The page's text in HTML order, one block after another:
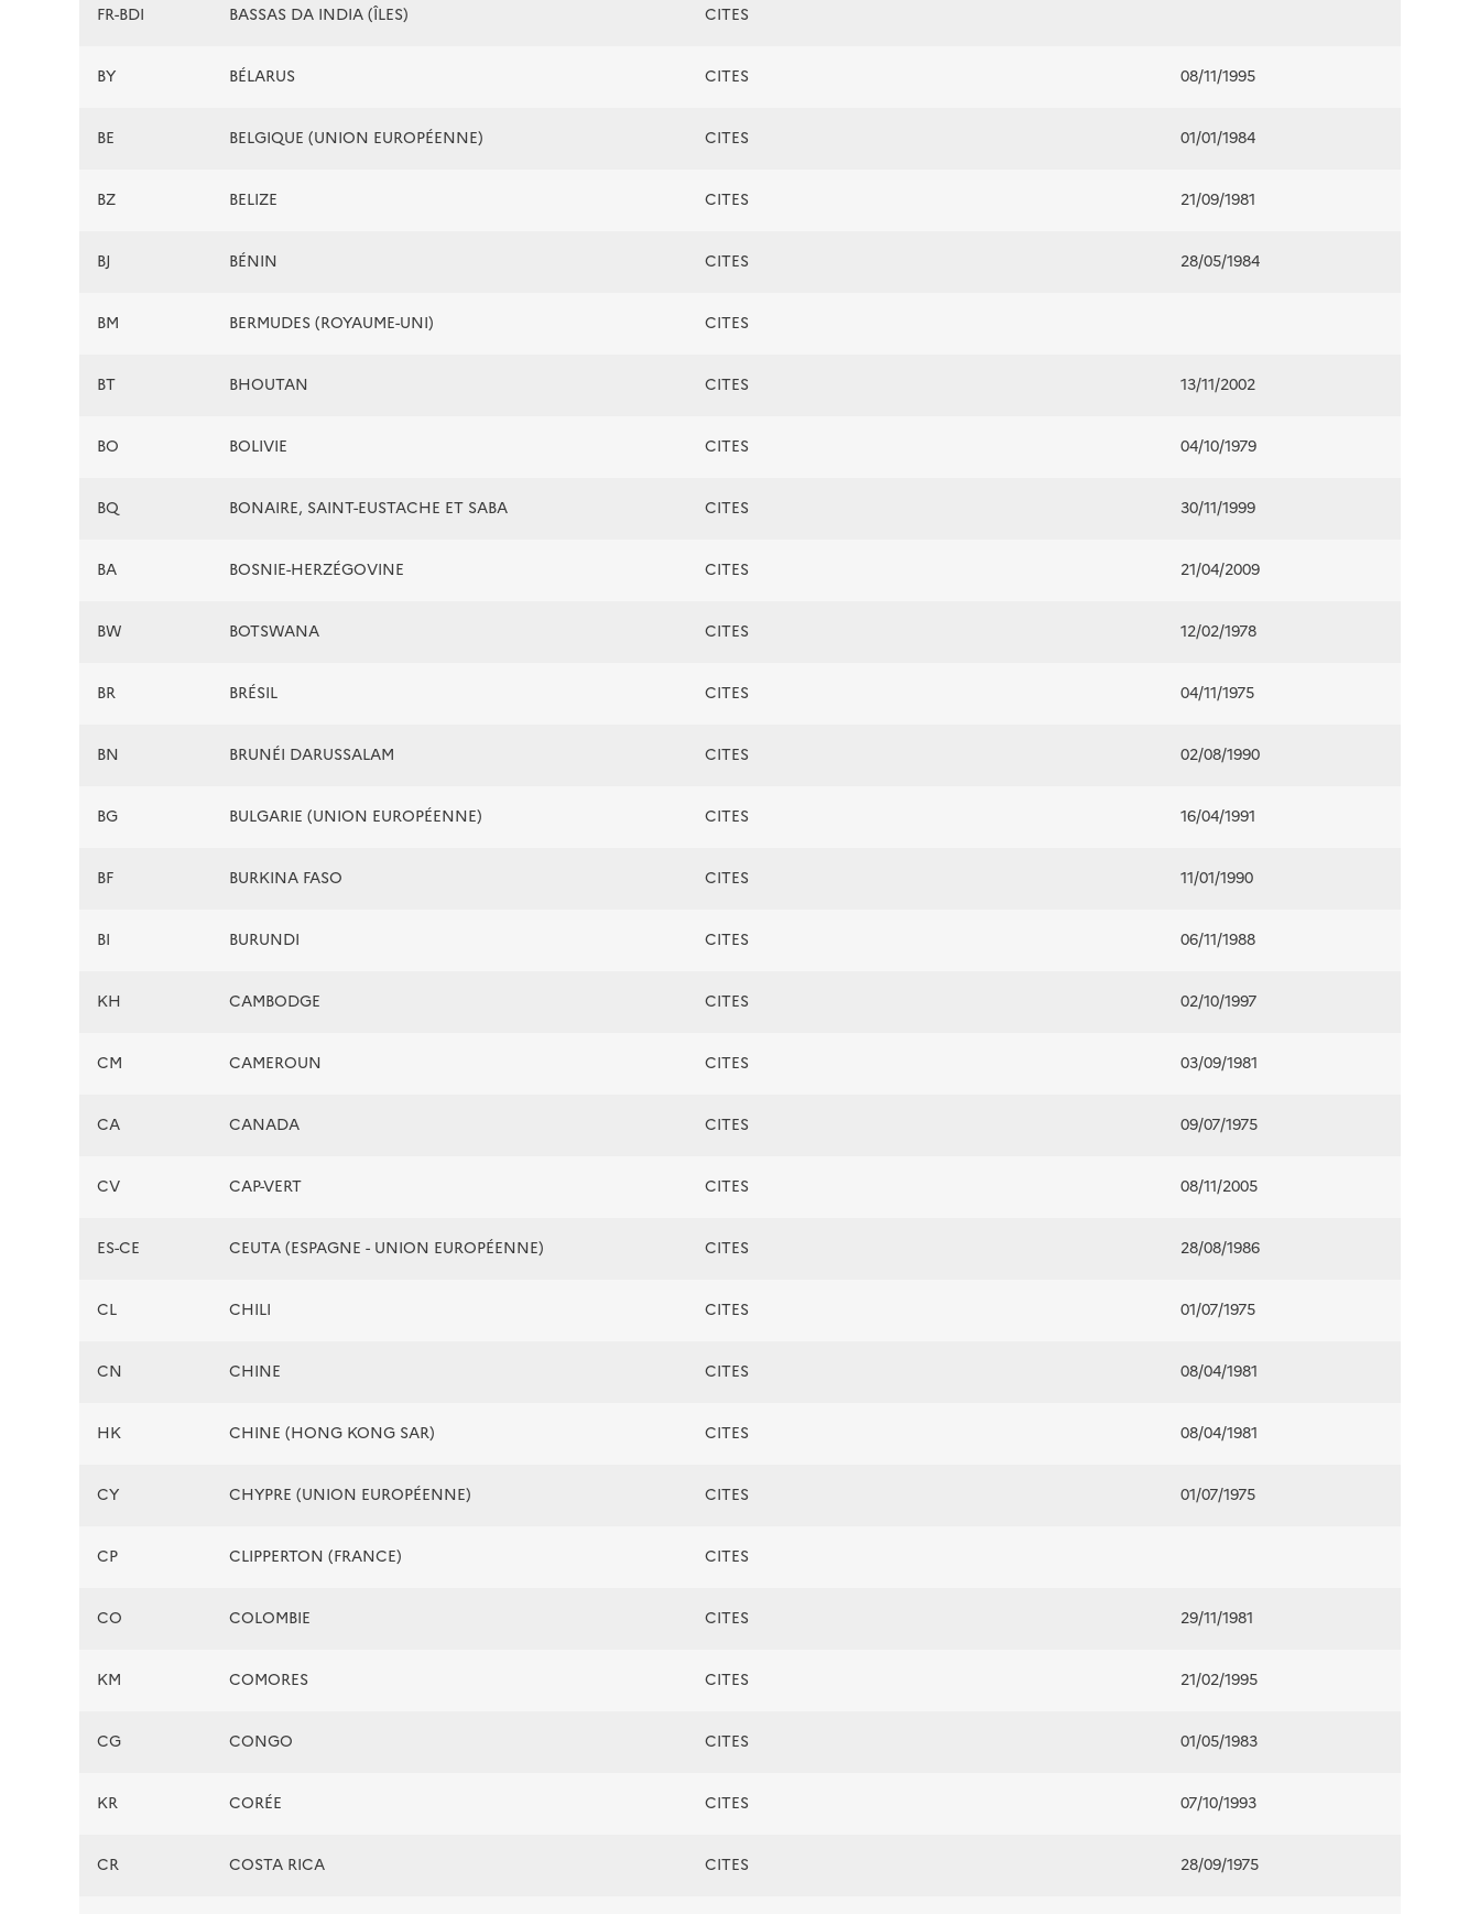
FR-BDI BASSAS DA INDIA (ÎLES) CITES
BY BÉLARUS CITES 08/11/1995
BE BELGIQUE (UNION EUROPÉENNE) CITES 01/01/1984
BZ BELIZE CITES 21/09/1981
BJ BÉNIN CITES 28/05/1984
BM BERMUDES (ROYAUME-UNI) CITES
BT BHOUTAN CITES 13/11/2002
BO BOLIVIE CITES 04/10/1979
BQ BONAIRE, SAINT-EUSTACHE ET SABA CITES 30/11/1999
BA BOSNIE-HERZÉGOVINE CITES 21/04/2009
BW BOTSWANA CITES 12/02/1978
BR BRÉSIL CITES 04/11/1975
BN BRUNÉI DARUSSALAM CITES 02/08/1990
BG BULGARIE (UNION EUROPÉENNE) CITES 16/04/1991
BF BURKINA FASO CITES 11/01/1990
BI BURUNDI CITES 06/11/1988
KH CAMBODGE CITES 02/10/1997
CM CAMEROUN CITES 03/09/1981
CA CANADA CITES 09/07/1975
CV CAP-VERT CITES 08/11/2005
ES-CE CEUTA (ESPAGNE - UNION EUROPÉENNE) CITES 28/08/1986
CL CHILI CITES 01/07/1975
CN CHINE CITES 08/04/1981
HK CHINE (HONG KONG SAR) CITES 08/04/1981
CY CHYPRE (UNION EUROPÉENNE) CITES 01/07/1975
CP CLIPPERTON (FRANCE) CITES
CO COLOMBIE CITES 29/11/1981
KM COMORES CITES 21/02/1995
CG CONGO CITES 01/05/1983
KR CORÉE CITES 07/10/1993
CR COSTA RICA CITES 28/09/1975